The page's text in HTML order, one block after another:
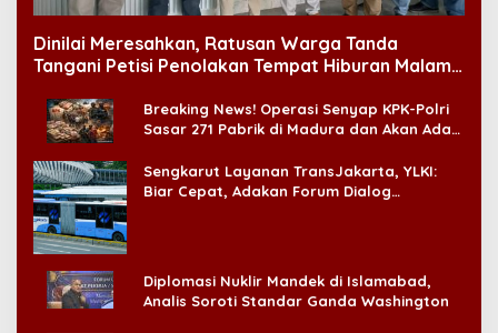
Dinilai Meresahkan, Ratusan Warga Tanda
Tangani Petisi Penolakan Tempat Hiburan Malam
Breaking News! Operasi Senyap KPK-Polri
Sasar 271 Pabrik di Madura dan Akan Ada
Sengkarut Layanan TransJakarta, YLKI:
Biar Cepat, Adakan Forum Dialog
Diplomasi Nuklir Mandek di Islamabad,
Analis Soroti Standar Ganda Washington